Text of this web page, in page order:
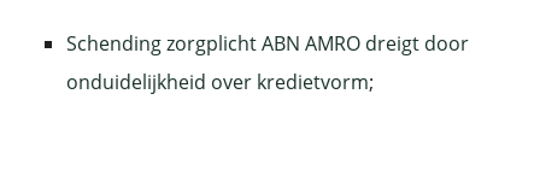
Schending zorgplicht ABN AMRO dreigt door
onduidelijkheid over kredietvorm;